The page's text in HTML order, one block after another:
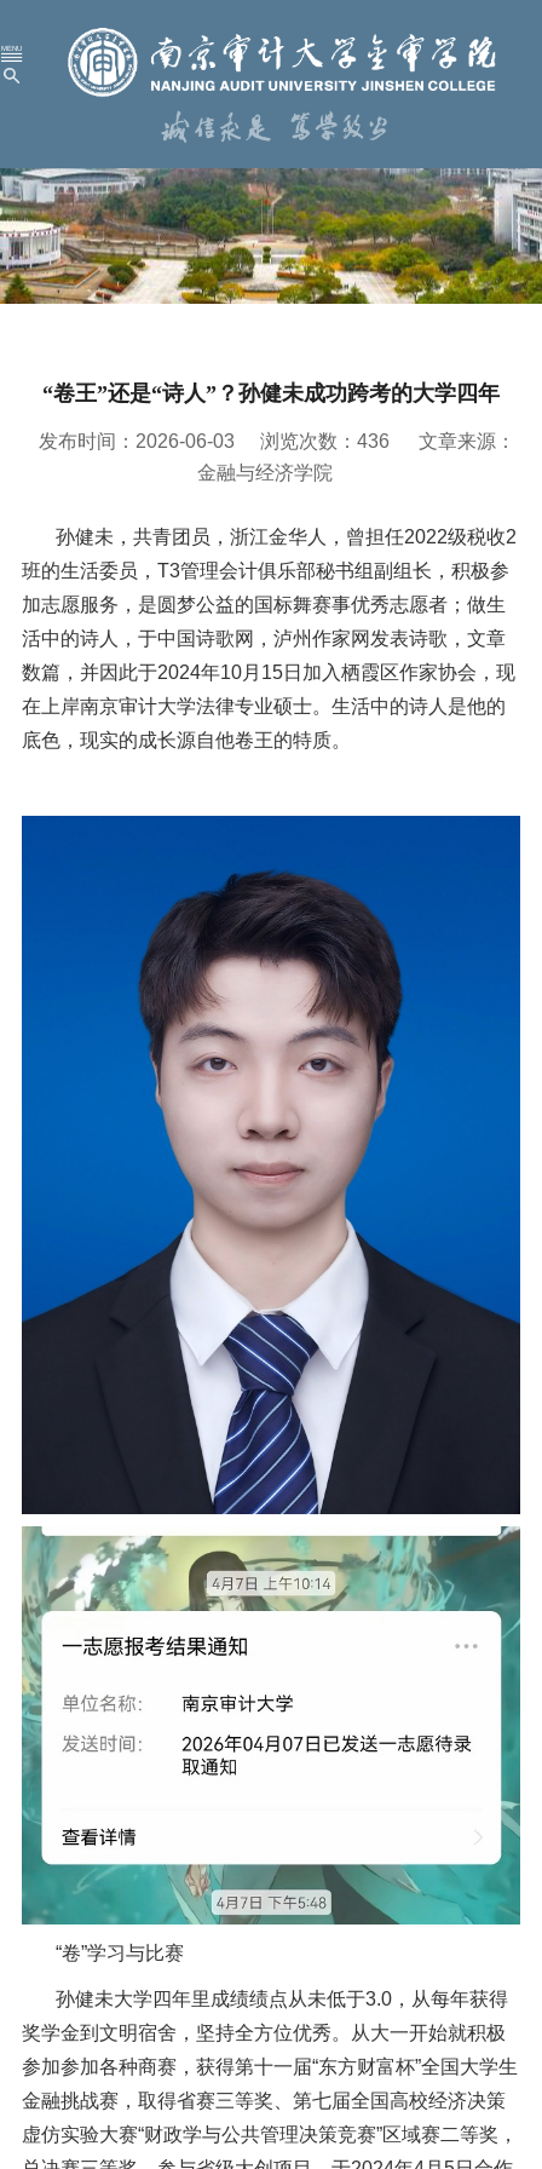
学校概况
机构设置
人才培养
招生就业
党建工作
意见快递站
融合门户 校园邮箱 访客申请 WebVPN
“卷王”还是“诗人”？孙健未成功跨考的大学四年
发布时间：2026-06-03 浏览次数： 436
文章来源：
金融与经济学院
孙健未，共青团员， 浙江金华人 ，曾担任2022级税收2
班的生活委员， T3管理会计俱乐部秘书组副组长 ， 积极参
加志愿服务，是圆梦公益的国标舞赛事优秀志愿者；做生
活中的诗人， 于中国诗歌网，泸州作家网发表诗歌，文章
数篇，并因此于2024年10月 15日加入栖霞区作家协会 ，现
在上岸南京审计大学法律专业硕士。生活中的诗人是他的
底色，现实的成长源自他卷王的特质。
“卷”学习与比赛
孙健未大学四年里成绩绩点从未低于3.0 ，从每年获得
奖学金到文明宿舍，坚持全方位优秀。
从大一开始就积极
参加参加各种商赛， 获得第十一届“东方财富杯”全国大学生
金融挑战赛，取得省赛三等奖
第七届全国高校经济决策
虚仿实验大赛“财政学与公共管理决策竞赛”区域赛二等奖，